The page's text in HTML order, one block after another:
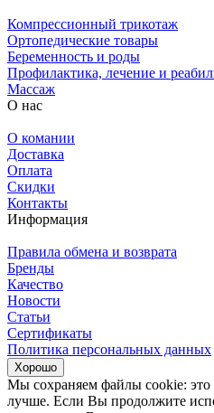
Компрессионный трикотаж
Ортопедические товары
Беременность и роды
Профилактика, лечение и
Массаж
О нас
О комании
Доставка
Оплата
Скидки
Контакты
Информация
Правила обмена и возврата
Бренды
Качество
Новости
Статьи
Сертификаты
Политика персональных данных
Хорошо
Мы сохраняем файлы cookie: это
лучше. Если Вы продолжите